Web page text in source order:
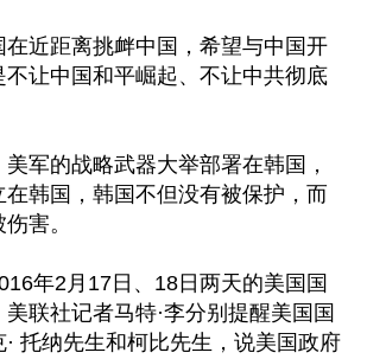
近距离挑衅中国，希望与中国开
让中国和平崛起、不让中共彻底
军的战略武器大举部署在韩国，
韩国，韩国不但没有被保护，而
害。
年2月17日、18日两天的美国国
联社记者马特·李分别提醒美国国
托纳先生和柯比先生，说美国政府